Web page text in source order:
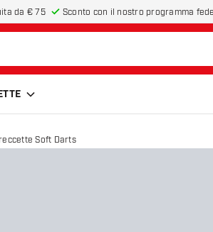
da € 75 Sconto con il nostro programma
Reload 80% Freccette Soft Darts